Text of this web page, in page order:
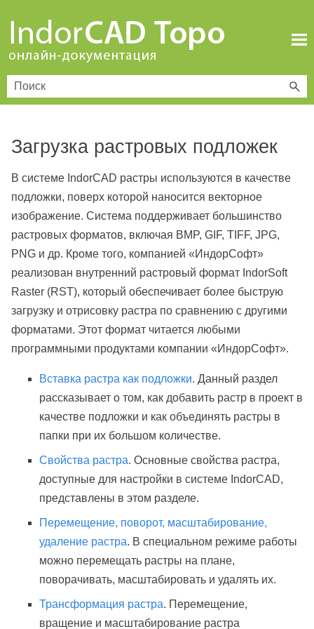
Загрузка растровых подложек
В системе IndorCAD растры используются в качестве
подложки, поверх которой наносится векторное
изображение. Система поддерживает большинство
растровых форматов, включая BMP, GIF, TIFF, JPG,
PNG и др. Кроме того, компанией «ИндорСофт»
реализован внутренний растровый формат IndorSoft
Raster (RST), который обеспечивает более быструю
загрузку и отрисовку растра по сравнению с другими
форматами. Этот формат читается любыми
программными продуктами компании «ИндорСофт».
Вставка растра как подложки. Данный раздел
рассказывает о том, как добавить растр в проект в
качестве подложки и как объединять растры в
папки при их большом количестве.
Свойства растра. Основные свойства растра,
доступные для настройки в системе IndorCAD,
представлены в этом разделе.
Перемещение, поворот, масштабирование,
удаление растра. В специальном режиме работы
можно перемещать растры на плане,
поворачивать, масштабировать и удалять их.
Трансформация растра. Перемещение,
вращение и масштабирование растра